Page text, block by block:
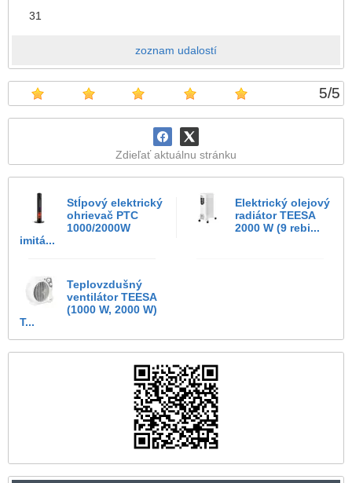
31
zoznam udalostí
5/5
Zdieľať aktuálnu stránku
Stĺpový elektrický
ohrievač PTC
1000/2000W
imitá...
Elektrický olejový
radiátor TEESA
2000 W (9 rebi...
Teplovzdušný
ventilátor TEESA
(1000 W, 2000 W)
T...